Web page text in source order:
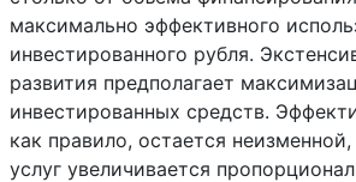
максимально эффективного
инвестированного рубля.
развития предполагает
инвестированных средств.
как правило, остается
услуг увеличивается